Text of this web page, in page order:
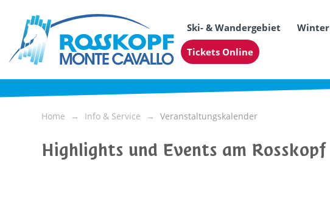
Ski- & Wandergebiet Winter
Tickets Online
Home Info & Service Veranstaltungskalender
Highlights und Events am Rosskopf